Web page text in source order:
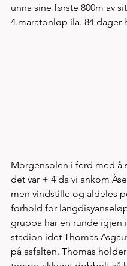
unna sine første 800m av
4.maratonløp ila. 84 dager
Morgensolen i ferd med å
det var + 4 da vi ankom
men vindstille og aldeles
forhold for
gruppa har en runde igjen
stadion idet Thomas
på asfalten. Thomas